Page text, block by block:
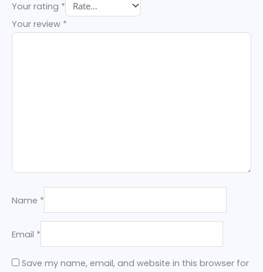
Your rating *
Your review *
Name *
Email *
Save my name, email, and website in this browser for